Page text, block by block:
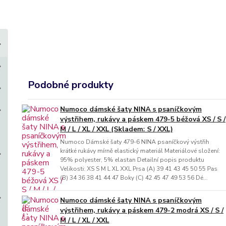
Podobné produkty
Numoco dámské šaty NINA s psaníčkovým
výstřihem, rukávy a páskem 479-5 béžová XS / S /
M / L / XL / XXL (Skladem: S / XXL)
Numoco Dámské šaty 479-6 NINA psaníčkový výstřih
krátké rukávy mírně elastický materiál Materiálové složení:
95% polyester, 5% elastan Detailní popis produktu
Velikosti: XS S M L XL XXL Prsa (A) 39 41 43 45 50 55 Pas
(B) 34 36 38 41 44 47 Boky (C) 42 45 47 49 53 56 Dé...
Numoco dámské šaty NINA s psaníčkovým
výstřihem, rukávy a páskem 479-2 modrá XS / S /
M / L / XL / XXL